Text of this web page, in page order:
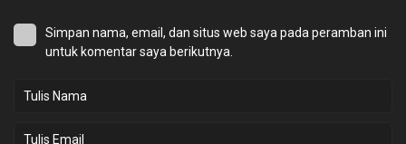
Simpan nama, email, dan situs web saya pada peramban ini
untuk komentar saya berikutnya.